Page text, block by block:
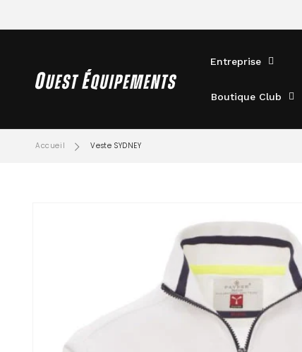
AU
Entreprise
Boutique Club
Accueil Veste SYDNEY